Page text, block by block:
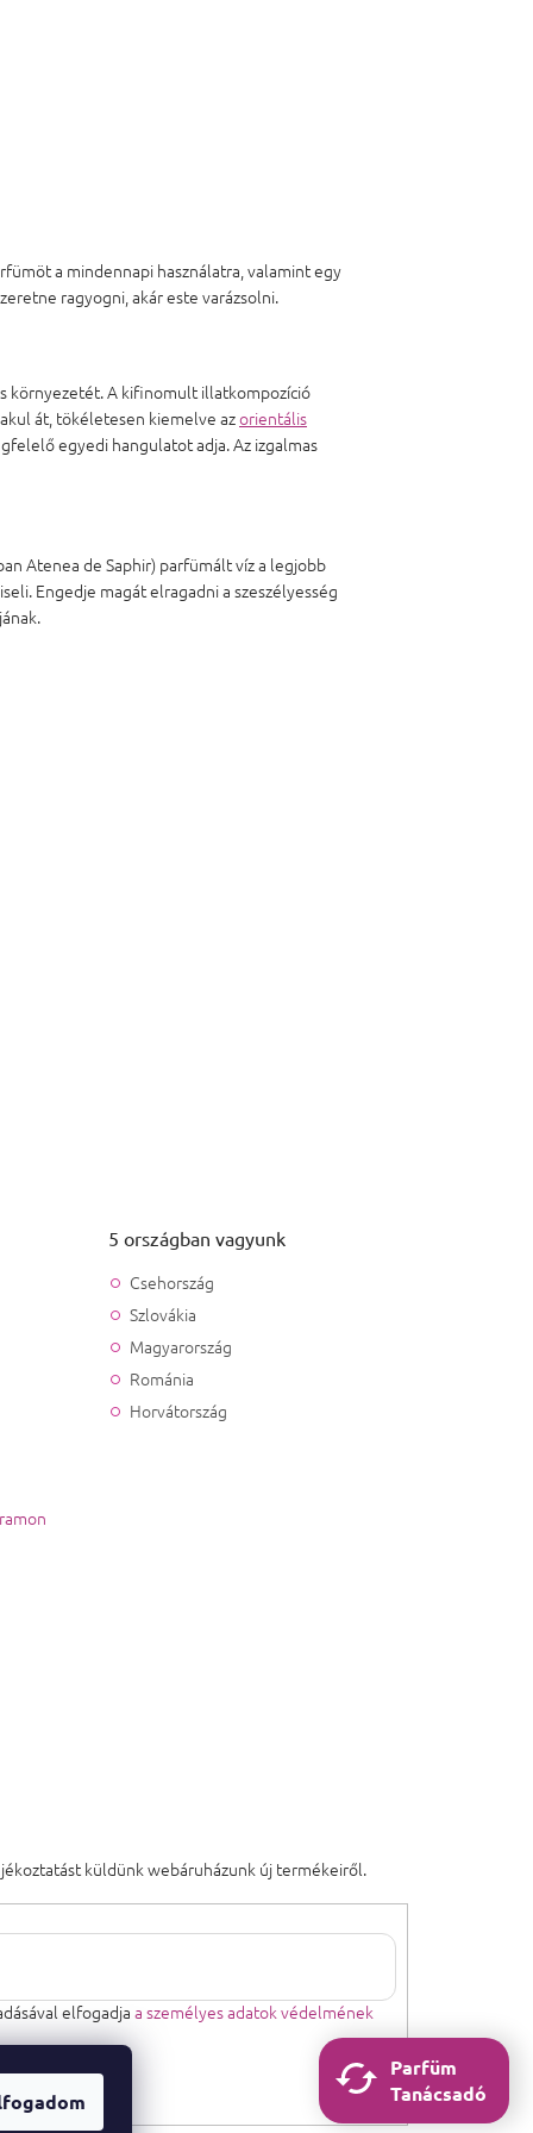
a mindennapi használatra, valamint egy
ragyogni, akár este varázsolni.
környezetét. A kifinomult illatkompozíció
át, tökéletesen kiemelve azorientális
egyedi hangulatot adja. Az izgalmas
Atenea de Saphir) parfümált víz a legjobb
Engedje magát elragadni a szeszélyesség
5 országban vagyunk
Csehország
Szlovákia
Magyarország
Románia
Horvátország
küldünk webáruházunk új termékeiről.
elfogadjaa személyes adatok védelmének
Parfüm
Tanácsadó